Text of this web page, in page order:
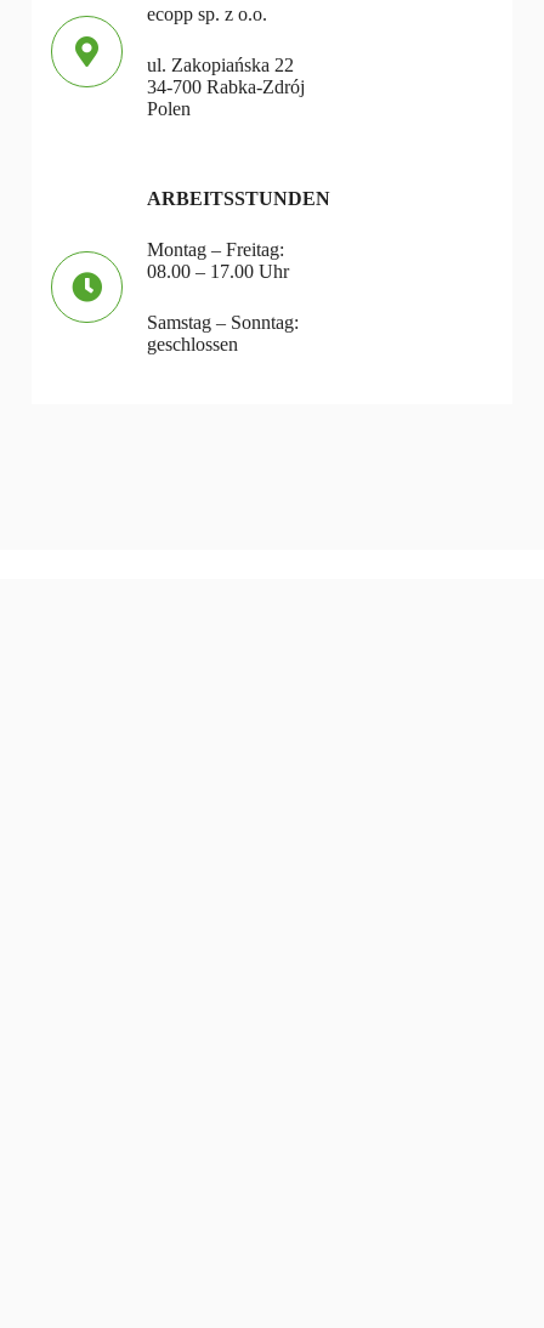
ecopp sp. z o.o.
ul. Zakopiańska 22
34-700 Rabka-Zdrój
Polen
ARBEITSSTUNDEN
Montag – Freitag:
08.00 – 17.00 Uhr
Samstag – Sonntag:
geschlossen